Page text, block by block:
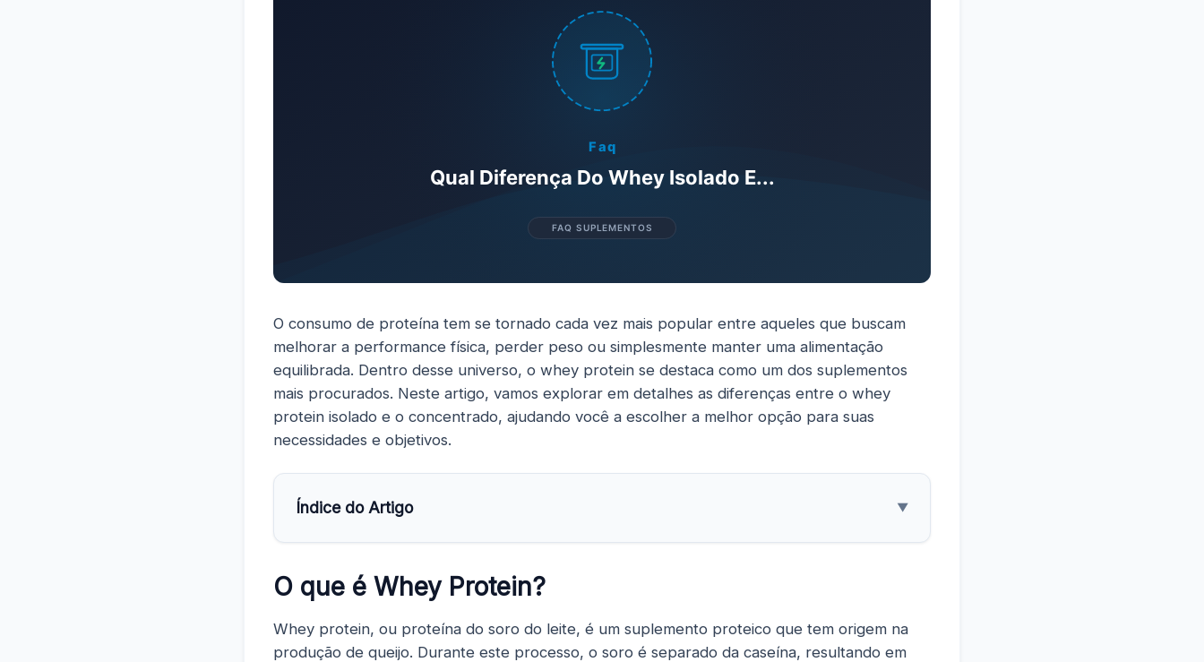
Faq
Qual Diferença Do Whey Isolado E...
FAQ SUPLEMENTOS
O consumo de proteína tem se tornado cada vez mais popular entre aqueles que buscam
melhorar a performance física, perder peso ou simplesmente manter uma alimentação
equilibrada. Dentro desse universo, o whey protein se destaca como um dos suplementos
mais procurados. Neste artigo, vamos explorar em detalhes as diferenças entre o whey
protein isolado e o concentrado, ajudando você a escolher a melhor opção para suas
necessidades e objetivos.
Índice do Artigo ▼
O que é Whey Protein?
Whey protein, ou proteína do soro do leite, é um suplemento proteico que tem origem na
produção de queijo. Durante este processo, o soro é separado da caseína, resultando em